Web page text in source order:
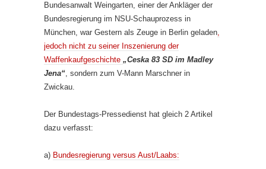
Bundesanwalt Weingarten, einer der Ankläger der
Bundesregierung im NSU-Schauprozess in
München, war Gestern als Zeuge in Berlin geladen,
jedoch nicht zu seiner Inszenierung der
Waffenkaufgeschichte „Ceska 83 SD im Madley
Jena“, sondern zum V-Mann Marschner in
Zwickau.
Der Bundestags-Pressedienst hat gleich 2 Artikel
dazu verfasst:
a) Bundesregierung versus Aust/Laabs: